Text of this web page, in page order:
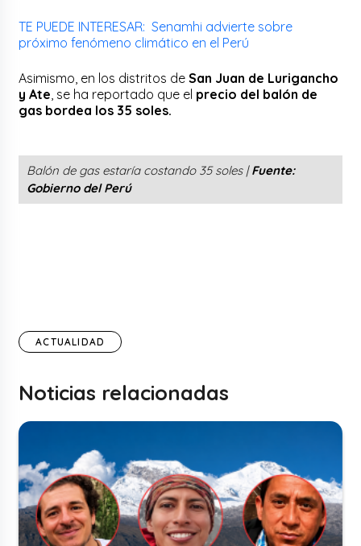
TE PUEDE INTERESAR: Senamhi advierte sobre
próximo fenómeno climático en el Perú
Asimismo, en los distritos deSan Juan de Lurigancho
y Ate , se ha reportado que el precio del balón de
gas bordea los 35 soles.
Balón de gas estaría costando 35 soles |Fuente:
Gobierno del Perú
ACTUALIDAD
Noticias relacionadas